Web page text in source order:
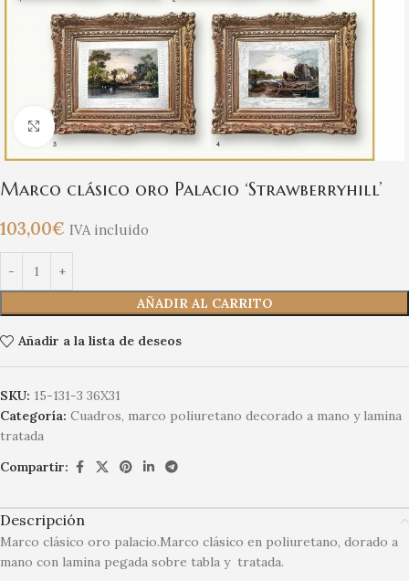
Clic para ampliar
Marco clásico oro Palacio ‘Strawberryhill’
103,00€ IVA incluido
AÑADIR AL CARRITO
Añadir a la lista de deseos
SKU: 15-131-3 36X31
Categoría: Cuadros, marco poliuretano decorado a mano y lamina
tratada
Compartir:
Descripción
Marco clásico oro palacio.Marco clásico en poliuretano, dorado a
mano con lamina pegada sobre tabla y tratada.